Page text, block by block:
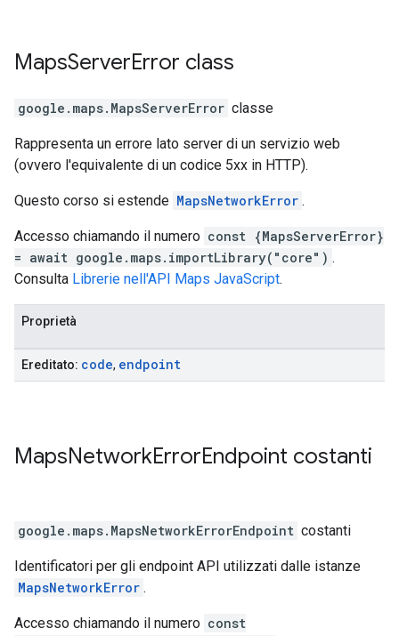
MapsServerError class
google.maps. MapsServerError classe
Rappresenta un errore lato server di un servizio web
(ovvero l'equivalente di un codice 5xx in HTTP).
Questo corso si estende MapsNetworkError .
Accesso chiamando il numero const {MapsServerError}
= await google.maps.importLibrary("core") .
Consulta Librerie nell'API Maps JavaScript.
Proprietà
Ereditato: code, endpoint
MapsNetworkErrorEndpoint costanti
google.maps. MapsNetworkErrorEndpoint costanti
Identificatori per gli endpoint API utilizzati dalle istanze
MapsNetworkError .
Accesso chiamando il numero const